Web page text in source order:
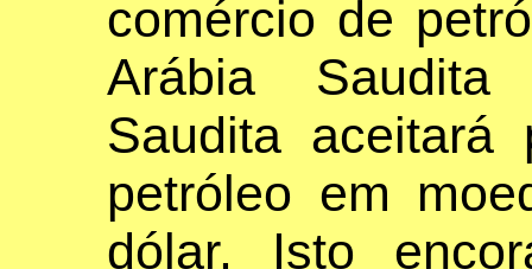
comércio de
Arábia
Saudita aceitará
petróleo em
dólar. Isto